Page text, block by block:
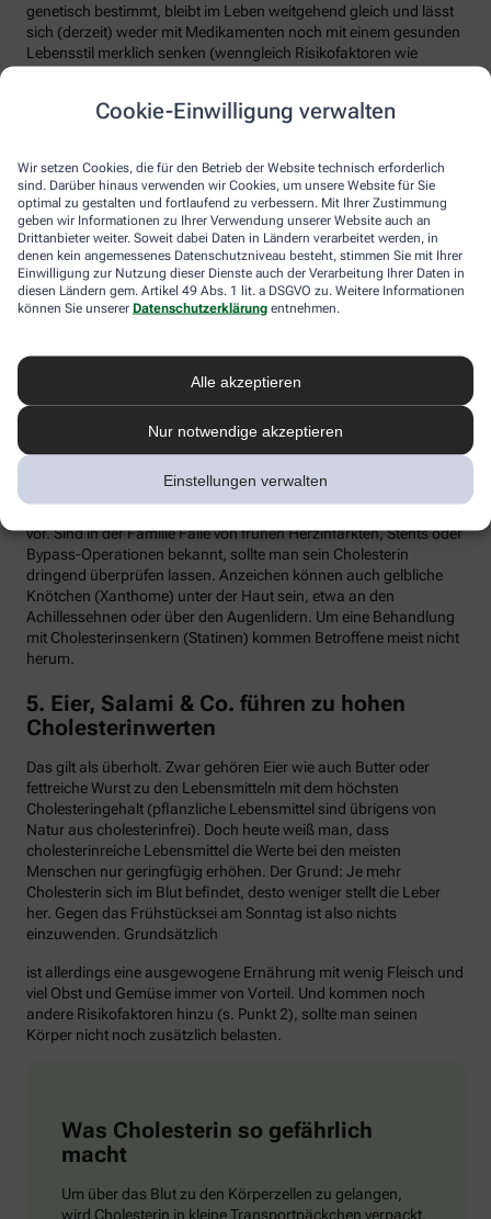
Cookie-Einwilligung verwalten
Wir setzen Cookies, die für den Betrieb der Website technisch erforderlich
sind. Darüber hinaus verwenden wir Cookies, um unsere Website für Sie
optimal zu gestalten und fortlaufend zu verbessern. Mit Ihrer Zustimmung
geben wir Informationen zu Ihrer Verwendung unserer Website auch an
Drittanbieter weiter. Soweit dabei Daten in Ländern verarbeitet werden, in
denen kein angemessenes Datenschutzniveau besteht, stimmen Sie mit Ihrer
Einwilligung zur Nutzung dieser Dienste auch der Verarbeitung Ihrer Daten in
diesen Ländern gem. Artikel 49 Abs. 1 lit. a DSGVO zu. Weitere Informationen
können Sie unserer Datenschutzerklärung entnehmen.
Alle akzeptieren
Nur notwendige akzeptieren
Einstellungen verwalten
genetisch bestimmt, bleibt im Leben weitgehend gleich und lässt
sich (derzeit) weder mit Medikamenten noch mit einem gesunden
Lebensstil merklich senken (wenngleich Risikofaktoren wie
Menschen
Falsch. Zwar steigt das Risiko für erhöhte Cholesterinwerte mit
zunehmendem Alter. Menschen mit sogenannter familiärer
Hypercholesterinämie (FH) haben jedoch schon von Geburt an
erhöhte Blutfettwerte. Bei der erblich bedingten
Stoffwechselerkrankung sammelt sich durch einen Gendefekt
sehr viel LDL-Cholesterin im Blut an (über 190 bis 500 mg/dl) und
Unbehandelt erkrankt etwa die Hälfte der Männer schon vor dem
50. Lebensjahr an einer koronaren Herzkrankheit (KHK), die zum
sind es rund 30 Prozent bis zum Alter von 60 Jahren. Die familiäre
vor. Sind in der Familie Fälle von frühen Herzinfarkten, Stents oder
Bypass-Operationen bekannt, sollte man sein Cholesterin
dringend überprüfen lassen. Anzeichen können auch gelbliche
Knötchen (Xanthome) unter der Haut sein, etwa an den
Achillessehnen oder über den Augenlidern. Um eine Behandlung
mit Cholesterinsenkern (Statinen) kommen Betroffene meist nicht
herum.
5. Eier, Salami & Co. führen zu hohen
Cholesterinwerten
Das gilt als überholt. Zwar gehören Eier wie auch Butter oder
fettreiche Wurst zu den Lebensmitteln mit dem höchsten
Cholesteringehalt (pflanzliche Lebensmittel sind übrigens von
Natur aus cholesterinfrei). Doch heute weiß man, dass
cholesterinreiche Lebensmittel die Werte bei den meisten
Menschen nur geringfügig erhöhen. Der Grund: Je mehr
Cholesterin sich im Blut befindet, desto weniger stellt die Leber
her. Gegen das Frühstücksei am Sonntag ist also nichts
einzuwenden. Grundsätzlich
ist allerdings eine ausgewogene Ernährung mit wenig Fleisch und
viel Obst und Gemüse immer von Vorteil. Und kommen noch
andere Risikofaktoren hinzu (s. Punkt 2), sollte man seinen
Körper nicht noch zusätzlich belasten.
Was Cholesterin so gefährlich
macht
Um über das Blut zu den Körperzellen zu gelangen,
wird Cholesterin in kleine Transportpäckchen verpackt,